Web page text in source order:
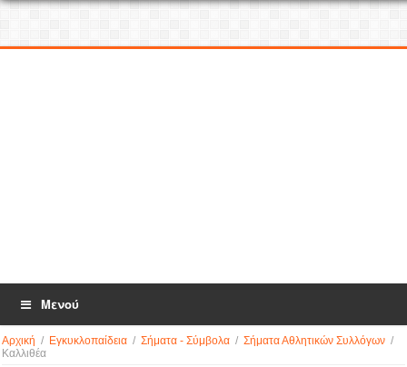
Μενού
Αρχική / Εγκυκλοπαίδεια / Σήματα - Σύμβολα / Σήματα Αθλητικών Συλλόγων /
Καλλιθέα